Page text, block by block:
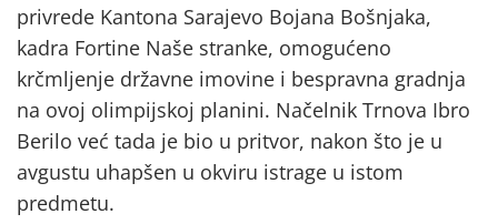
privrede Kantona Sarajevo Bojana Bošnjaka,
kadra Fortine Naše stranke, omogućeno
krčmljenje državne imovine i bespravna gradnja
na ovoj olimpijskoj planini. Načelnik Trnova Ibro
Berilo već tada je bio u pritvor, nakon što je u
avgustu uhapšen u okviru istrage u istom
predmetu.